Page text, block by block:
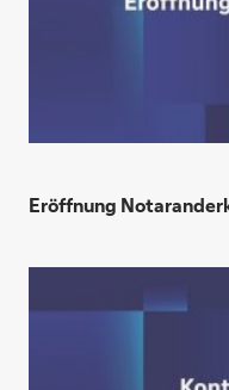
Eröffnung